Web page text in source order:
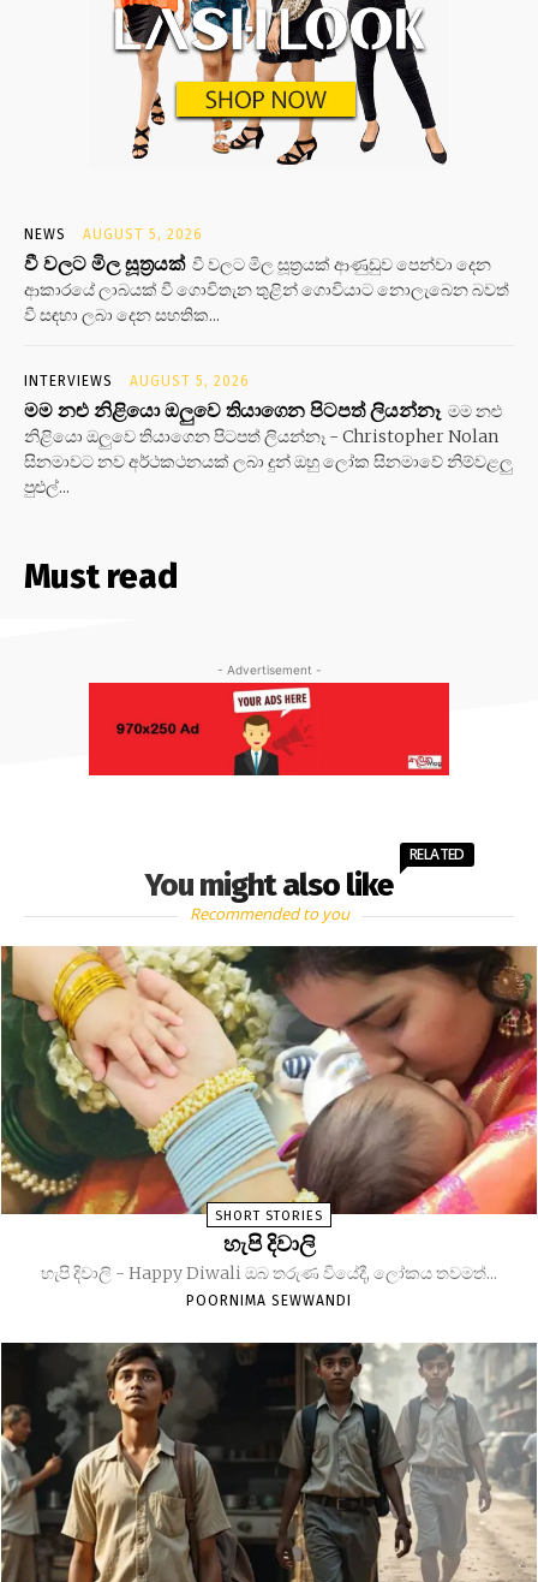
NEWS AUGUST 5, 2026
වී වලට මිල සූත්‍රයක් වී වලට මිල සූත්‍රයක් ආණුඩුව පෙන්වා දෙන
ආකාරයේ ලාබයක් වී ගොවිතැන තුළින් ගොවියාට නොලැබෙන බවත්
වී සඳහා ලබා දෙන සහතික...
INTERVIEWS AUGUST 5, 2026
මම නළු නිළියො ඔලුවෙ තියාගෙන පිටපත් ලියන්නෑ මම නළු
නිළියො ඔලුවෙ තියාගෙන පිටපත් ලියන්නෑ - Christopher Nolan
සිනමාවට නව අර්ථකථනයක් ලබා දුන් ඔහු ලෝක සිනමාවේ නිම්වළලු
පුළුල්...
Must read
- Advertisement -
You might also like
RELATED
Recommended to you
SHORT STORIES
හැපි දිවාලි
හැපි දිවාලි - Happy Diwali ඔබ තරුණ වියේදී, ලෝකය තවමත්...
POORNIMA SEWWANDI